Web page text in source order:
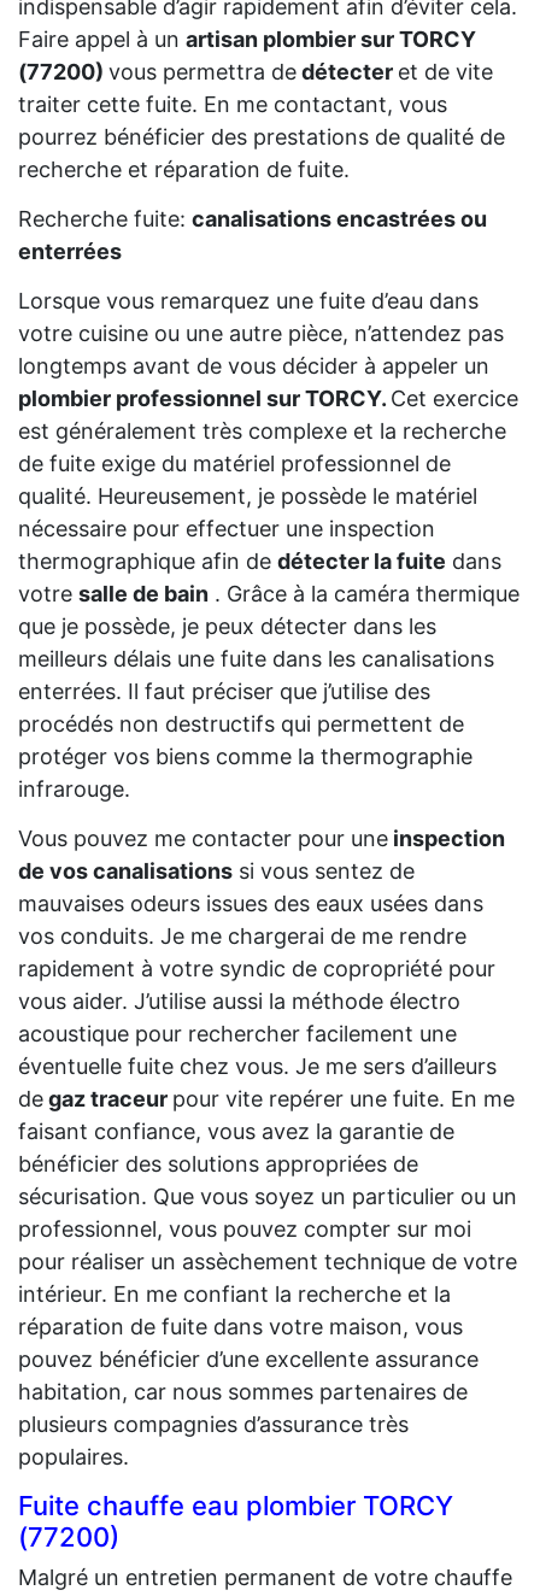
indispensable d’agir rapidement afin d’éviter cela.
Faire appel à un artisan plombier sur TORCY
(77200) vous permettra dedétecter et de vite
traiter cette fuite. En me contactant, vous
pourrez bénéficier des prestations de qualité de
recherche et réparation de fuite.
Recherche fuite: canalisations encastrées ou
enterrées
Lorsque vous remarquez une fuite d’eau dans
votre cuisine ou une autre pièce, n’attendez pas
longtemps avant de vous décider à appeler un
plombier professionnel sur TORCY. Cet exercice
est généralement très complexe et la recherche
de fuite exige du matériel professionnel de
qualité. Heureusement, je possède le matériel
nécessaire pour effectuer une inspection
thermographique afin de détecter la fuite dans
votre salle de bain . Grâce à la caméra thermique
que je possède, je peux détecter dans les
meilleurs délais une fuite dans les canalisations
enterrées. Il faut préciser que j’utilise des
procédés non destructifs qui permettent de
protéger vos biens comme la thermographie
infrarouge.
Vous pouvez me contacter pour une inspection
de vos canalisations si vous sentez de
mauvaises odeurs issues des eaux usées dans
vos conduits. Je me chargerai de me rendre
rapidement à votre syndic de copropriété pour
vous aider. J’utilise aussi la méthode électro
acoustique pour rechercher facilement une
éventuelle fuite chez vous. Je me sers d’ailleurs
degaz traceur pour vite repérer une fuite. En me
faisant confiance, vous avez la garantie de
bénéficier des solutions appropriées de
sécurisation. Que vous soyez un particulier ou un
professionnel, vous pouvez compter sur moi
pour réaliser un assèchement technique de votre
intérieur. En me confiant la recherche et la
réparation de fuite dans votre maison, vous
pouvez bénéficier d’une excellente assurance
habitation, car nous sommes partenaires de
plusieurs compagnies d’assurance très
populaires.
Fuite chauffe eau plombier TORCY
(77200)
Malgré un entretien permanent de votre chauffe